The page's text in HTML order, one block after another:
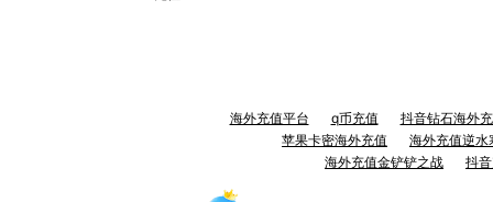
海外充值平台 q币充值
抖音钻石海外
苹果卡密海外充值
海外充值逆水
海外充值金铲铲之战
抖